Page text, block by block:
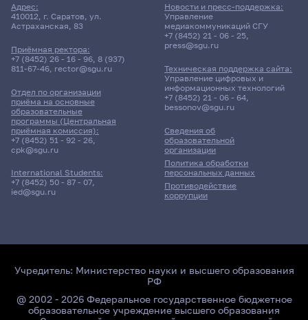
Адрес:
410012, г. Саратов, ул.
Астраханская, 83
Приёмная ректора:
+7 (8452) 26 - 16 - 96, 8 (937)
811-67-46, rector@sgu.ru
Отдел по организации
приёма на основные
образовательные
программы (Центральная
приёмная комиссия):
+7 (8452) 51 - 92 - 26,
cpk@sgu.ru
International Students:
+7 (8452) 50 - 87 - 07,
ied@sgu.ru
Сведения об
образовательной
организации
Политика обработки
персональных данных
Противодействие
коррупции
Новости и пресс-поддержка:
Управление
медиакоммуникаций СГУ
+7 (8452) 21 - 06 - 25,
press@sgu.ru
Техническая поддержка сайта:
Управление цифровых и
информационных технологий
+7 (8452) 21 - 06 - 64,
bessonov@sgu.ru
Учредитель: Министерство науки и высшего образования
РФ
@ 2002 - 2026 Федеральное государственное бюджетное
образовательное учреждение высшего образования